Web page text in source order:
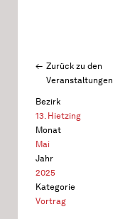
Zurück zu den
Veranstaltungen
Bezirk
13. Hietzing
Monat
Mai
Jahr
2025
Kategorie
Vortrag